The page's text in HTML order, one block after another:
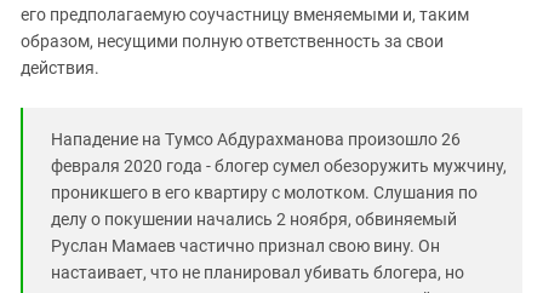
его предполагаемую соучастницу вменяемыми и, таким
образом, несущими полную ответственность за свои
действия.
Нападение на Тумсо Абдурахманова произошло 26
февраля 2020 года - блогер сумел обезоружить мужчину,
проникшего в его квартиру с молотком. Слушания по
делу о покушении начались 2 ноября, обвиняемый
Руслан Мамаев частично признал свою вину. Он
настаивает, что не планировал убивать блогера, но